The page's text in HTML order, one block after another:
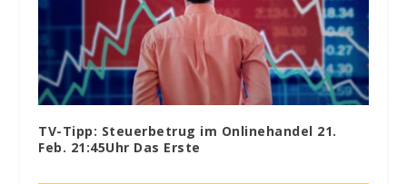
TV-Tipp: Steuerbetrug im Onlinehandel 21.
Feb. 21:45Uhr Das Erste